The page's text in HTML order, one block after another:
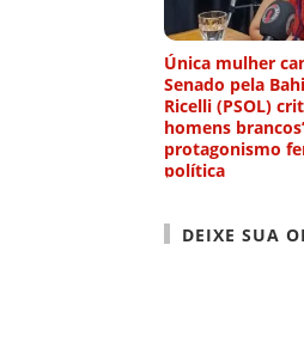
Única mulher
Senado pela
Ricelli (PSOL)
homens
protagonismo
política
DEIXE SUA